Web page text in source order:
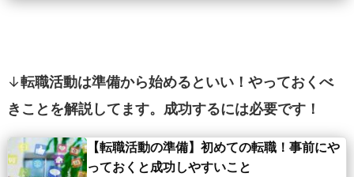
↓転職活動は準備から始めるといい！やっておくべ
きことを解説してます。成功するには必要です！
【転職活動の準備】初めての転職！事前にや
っておくと成功しやすいこと